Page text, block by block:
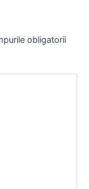
obligatorii